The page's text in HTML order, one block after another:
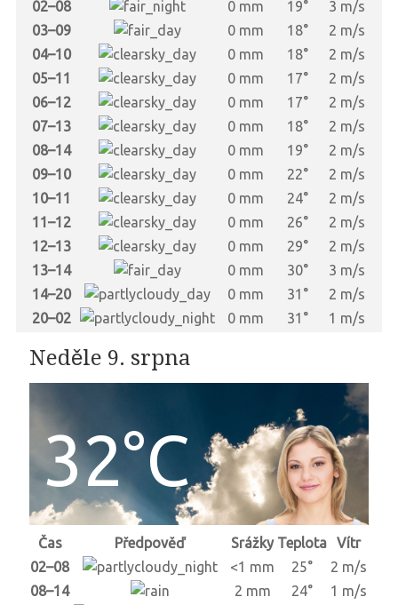
02–08 0 mm 19°
3 m/s
03–09
0 mm 18°
2 m/s
04–10
0 mm 18°
2 m/s
05–11
0 mm 17°
2 m/s
06–12
0 mm 17°
2 m/s
07–13
0 mm 18°
2 m/s
08–14
0 mm 19°
2 m/s
09–10
0 mm 22°
2 m/s
10–11
0 mm 24°
2 m/s
11–12
0 mm 26°
2 m/s
12–13
0 mm 29°
2 m/s
13–14
0 mm 30°
3 m/s
14–20
0 mm 31°
2 m/s
20–02
0 mm 31° 1 m/s
Neděle 9. srpna
32°C
Čas Předpověď Srážky Teplota
Vítr
02–08
<1 mm 25°
2 m/s
08–14
2 mm 24°
1 m/s